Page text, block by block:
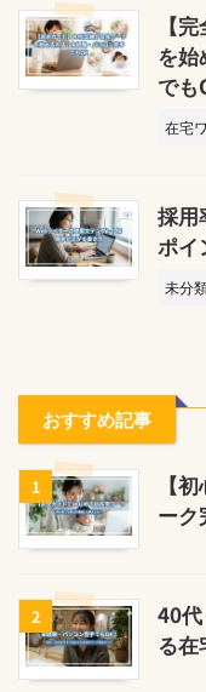
【
を始
でも
在宅
採用
ポイ
未分
おすすめ記事
1
【
ーク
2
40
る在